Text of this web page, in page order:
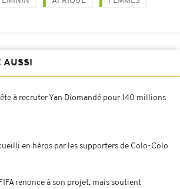
AUSSI
à recruter Yan Diomandé pour 140 millions
en héros par les supporters de Colo-Colo
renonce à son projet, mais soutient